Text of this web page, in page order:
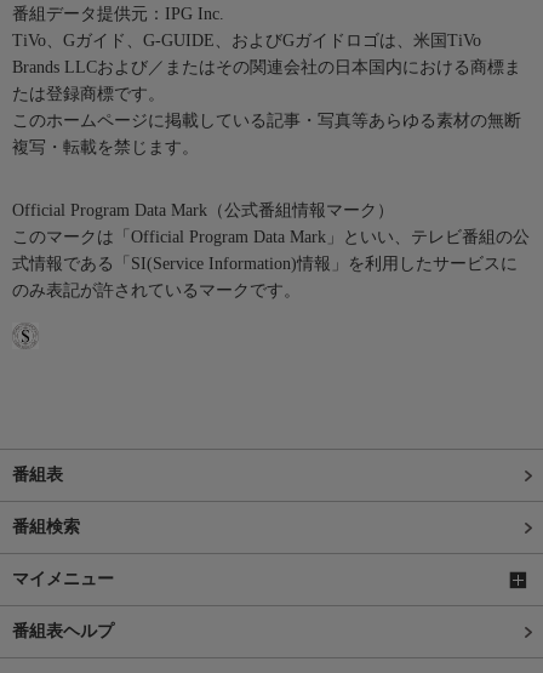
番組データ提供元：IPG Inc.
TiVo、Gガイド、G-GUIDE、およびGガイドロゴは、米国TiVo
Brands LLCおよび／またはその関連会社の日本国内における商標ま
たは登録商標です。
このホームページに掲載している記事・写真等あらゆる素材の無断
複写・転載を禁じます。
Official Program Data Mark（公式番組情報マーク）
このマークは「Official Program Data Mark」といい、テレビ番組の公
式情報である「SI(Service Information)情報」を利用したサービスに
のみ表記が許されているマークです。
番組表
番組検索
マイメニュー
番組表ヘルプ